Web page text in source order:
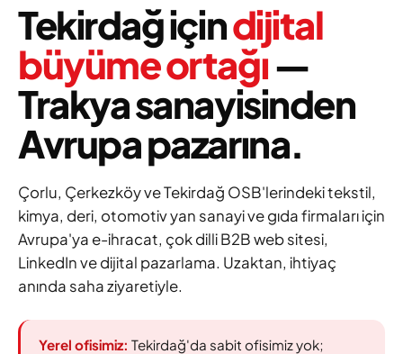
Tekirdağ içindijital
büyüme ortağı—
Trakya sanayisinden
Avrupa pazarına.
Çorlu, Çerkezköy ve Tekirdağ OSB'lerindeki tekstil,
kimya, deri, otomotiv yan sanayi ve gıda firmaları için
Avrupa'ya e-ihracat, çok dilli B2B web sitesi,
LinkedIn ve dijital pazarlama. Uzaktan, ihtiyaç
anında saha ziyaretiyle.
Yerel ofisimiz: Tekirdağ'da sabit ofisimiz yok;